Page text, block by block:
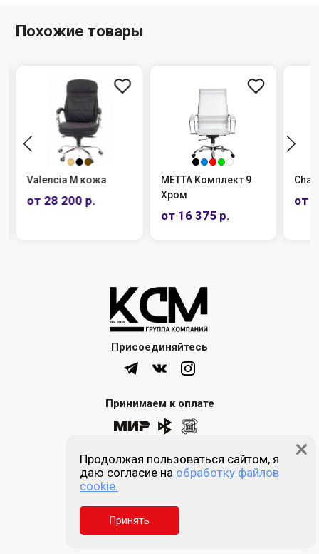
Похожие товары
Valencia M кожа
от 28 200 р.
МЕТТА Комплект 9
Хром
от 16 375 р.
от
Присоединяйтесь
Принимаем к оплате
8 (861) 205-00-77
Звонок бесплатный
Пн-пт 9:00 - 18:00
Сб, Вс - выходной
Продолжая пользоваться сайтом, я
даю согласие на обработку файлов
cookie.
Принять